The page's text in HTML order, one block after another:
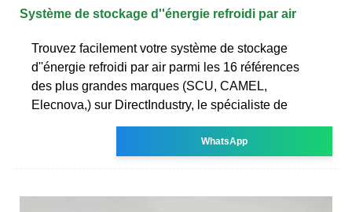
Système de stockage d''énergie refroidi par air
Trouvez facilement votre système de stockage
d''énergie refroidi par air parmi les 16 références
des plus grandes marques (SCU, CAMEL,
Elecnova,) sur DirectIndustry, le spécialiste de
WhatsApp